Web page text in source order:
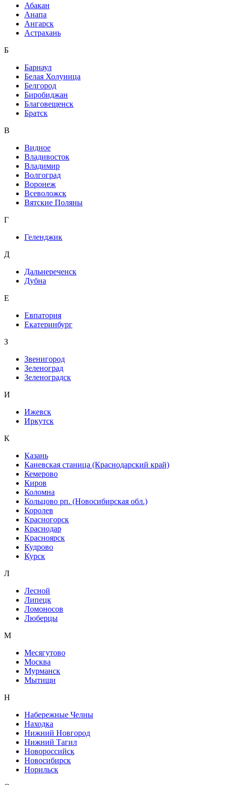
Абакан
Анапа
Ангарск
Астрахань
Б
Барнаул
Белая Холуница
Белгород
Биробиджан
Благовещенск
Братск
В
Видное
Владивосток
Владимир
Волгоград
Воронеж
Всеволожск
Вятские Поляны
Г
Геленджик
Д
Дальнереченск
Дубна
Е
Евпатория
Екатеринбург
З
Звенигород
Зеленоград
Зеленоградск
И
Ижевск
Иркутск
К
Казань
Каневская станица (Краснодарский край)
Кемерово
Киров
Коломна
Кольцово рп. (Новосибирская обл.)
Королев
Красногорск
Краснодар
Красноярск
Кудрово
Курск
Л
Лесной
Липецк
Ломоносов
Люберцы
М
Месягутово
Москва
Мурманск
Мытищи
Н
Набережные Челны
Находка
Нижний Новгород
Нижний Тагил
Новороссийск
Новосибирск
Норильск